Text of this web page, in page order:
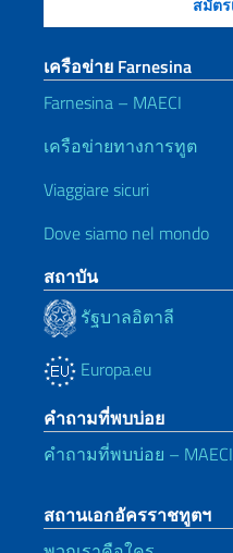
เครือข่าย Farnesina
Farnesina – MAECI
เครือข่ายทางการทูต
Viaggiare sicuri
Dove siamo nel mondo
สถาบัน
รัฐบาลอิตาลี
Europa.eu
คำถามที่พบบ่อย
คำถามที่พบบ่อย – MAECI
สถานเอกอัครราชทูตฯ